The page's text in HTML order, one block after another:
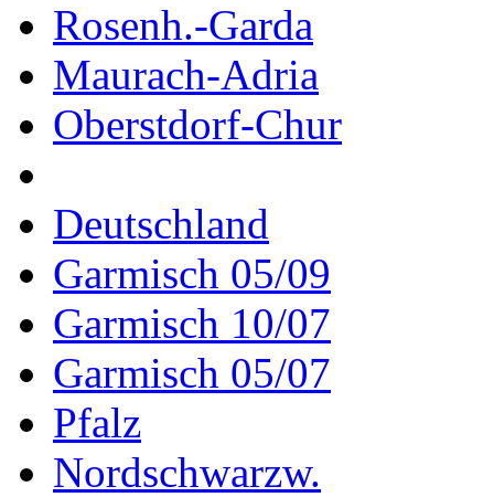
Rosenh.-Garda
Maurach-Adria
Oberstdorf-Chur
Deutschland
Garmisch 05/09
Garmisch 10/07
Garmisch 05/07
Pfalz
Nordschwarzw.